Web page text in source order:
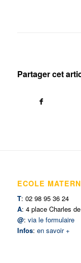
Partager cet
ECOLE
T: 02 98 95 36 24
A: 4 place Charles
@: via le formulaire
Infos: en savoir +